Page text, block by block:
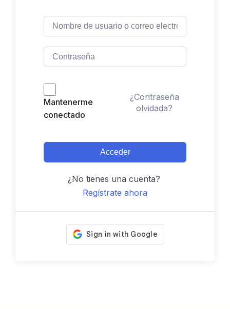
Mantenerme
conectado
¿Contraseña
olvidada?
Acceder
¿No tienes una cuenta?
Regístrate ahora